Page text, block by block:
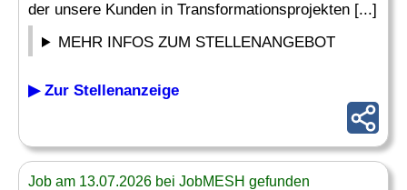
der unsere Kunden in Transformationsprojekten [...]
MEHR INFOS ZUM STELLENANGEBOT
▶ Zur Stellenanzeige
Job am 13.07.2026 bei JobMESH gefunden